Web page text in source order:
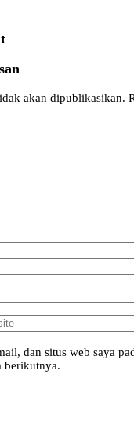
akan dipublikasikan.
dan situs web saya
berikutnya.